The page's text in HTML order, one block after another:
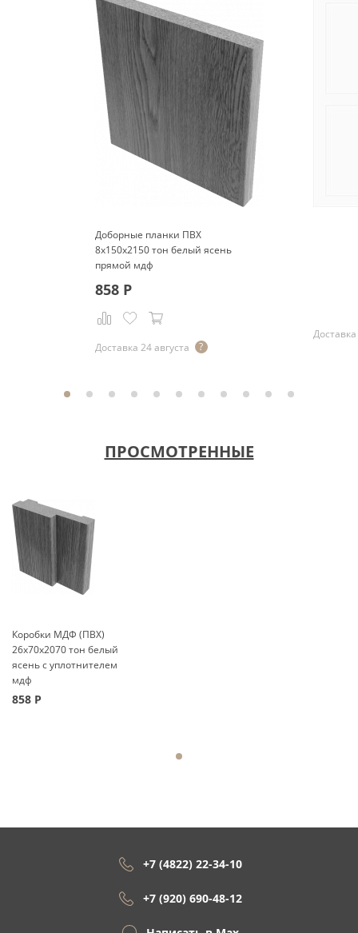
Доборные планки ПВХ
8x150x2150 тон белый ясень
прямой мдф
858Р
Доставка 24 августа
Доставка
ПРОСМОТРЕННЫЕ
Коробки МДФ (ПВХ)
26x70x2070 тон белый
ясень с уплотнителем
мдф
858 Р
+7 (4822) 22-34-10
+7 (920) 690-48-12